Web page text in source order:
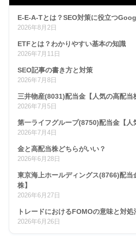
E-E-A-Tとは？SEO対策に役立つ
2026年8月2日
ETFとは？わかりやすい基本の知識
2026年7月11日
SEO記事の書き方と対策
2026年7月8日
三井物産(8031)配当金【人気の高配当
2026年7月5日
第一ライフグループ(8750)配当金【人
2026年7月4日
金と高配当株どちらがいい？
2026年6月28日
東京海上ホールディングス(8766)配当
株】
2026年6月27日
トレードにおけるFOMOの意味と対処
2026年6月26日